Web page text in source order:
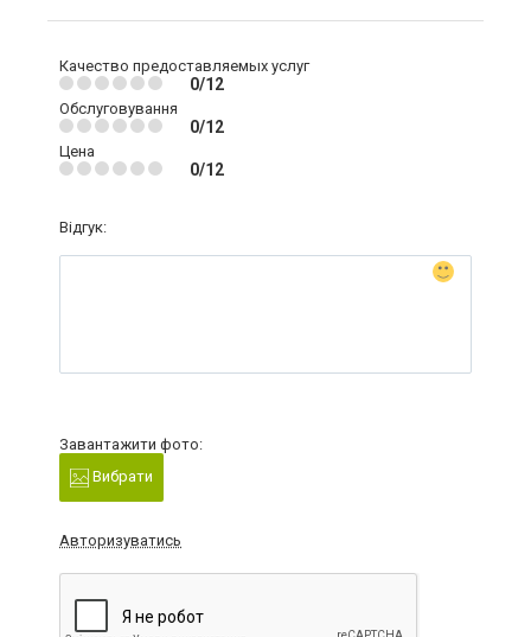
Качество предоставляемых услуг
0/12
Обслуговування
0/12
Цена
0/12
Відгук:
Завантажити фото:
Вибрати
Авторизуватись